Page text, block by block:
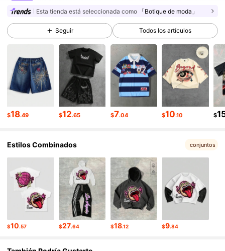
4.82 669K Seguidores
4.82 669K Seguidores
4.82 669K Seguidores
4.82 669K Seguidores
4.82 669K Seguidores
669K Seguidores
669K Seguidores
Esta tienda está seleccionada como 「Botique de moda」
Seguir Todos los artículos
$18.49 $12.65 $7.04 $10.10 $
Estilos Combinados conjuntos
$10.57 $27.64 $18.12 $9.84